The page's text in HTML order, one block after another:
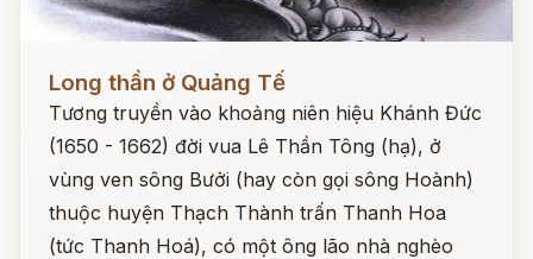
Long thần ở Quảng Tế
Tương truyền vào khoảng niên hiệu Khánh Đức
(1650 - 1662) đời vua Lê Thần Tông (hạ), ở
vùng ven sông Bưởi (hay còn gọi sông Hoành)
thuộc huyện Thạch Thành trấn Thanh Hoa
(tức Thanh Hoá), có một ông lão nhà nghèo